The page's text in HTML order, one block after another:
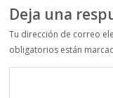
Deja una
Tu dirección de correo
obligatorios están